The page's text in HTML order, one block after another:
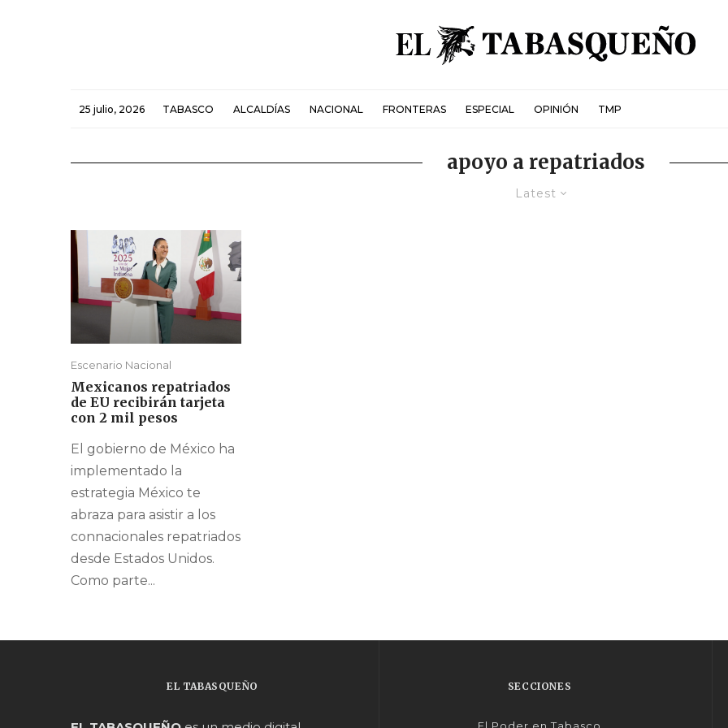
25 julio, 2026 TABASCO ALCALDÍAS NACIONAL FRONTERAS ESPECIAL OPINIÓN TMP
apoyo a repatriados
Latest
Escenario Nacional
Mexicanos repatriados
de EU recibirán tarjeta
con 2 mil pesos
El gobierno de México ha
implementado la
estrategia México te
abraza para asistir a los
connacionales repatriados
desde Estados Unidos.
Como parte...
EL TABASQUEÑO SECCIONES